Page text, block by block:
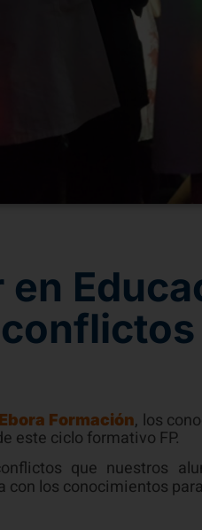
Ebora Formación, los
este ciclo formativo FP.
que nuestros
con los conocimientos